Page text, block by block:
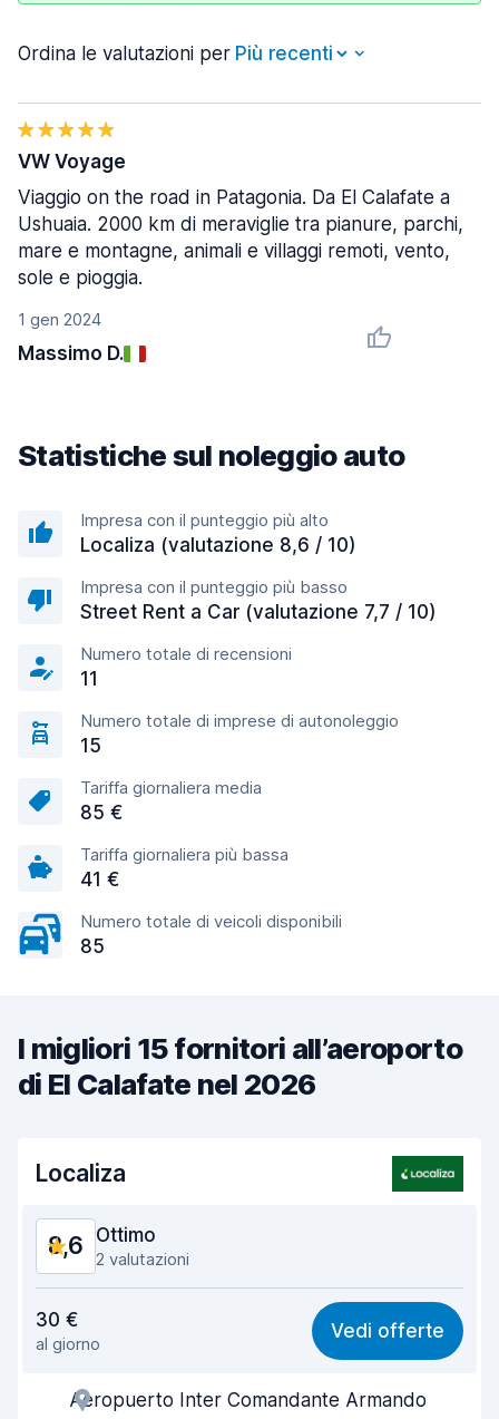
Ordina le valutazioni per
1 gen 2024
Massimo D.
VW Voyage
Viaggio on the road in Patagonia. Da El Calafate a
Ushuaia. 2000 km di meraviglie tra pianure, parchi,
mare e montagne, animali e villaggi remoti, vento,
sole e pioggia.
Statistiche sul noleggio auto
Impresa con il punteggio più alto
Localiza (valutazione 8,6 / 10)
Impresa con il punteggio più basso
Street Rent a Car (valutazione 7,7 / 10)
Numero totale di recensioni
11
Numero totale di imprese di autonoleggio
15
Tariffa giornaliera media
85 €
Tariffa giornaliera più bassa
41 €
Numero totale di veicoli disponibili
85
I migliori 15 fornitori all’aeroporto
di El Calafate nel 2026
Localiza
8,6 Ottimo
2 valutazioni
8,6
Facile da trovare 8,2
Gentilezza degli agenti
30 €
al giorno
Vedi offerte
Aeropuerto Inter Comandante Armando